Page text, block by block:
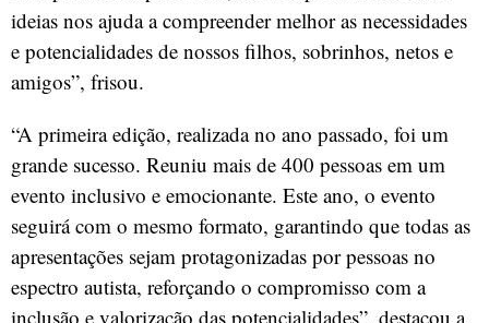
ideias nos ajuda a compreender melhor as necessidades
e potencialidades de nossos filhos, sobrinhos, netos e
amigos”, frisou.
“A primeira edição, realizada no ano passado, foi um
grande sucesso. Reuniu mais de 400 pessoas em um
evento inclusivo e emocionante. Este ano, o evento
seguirá com o mesmo formato, garantindo que todas as
apresentações sejam protagonizadas por pessoas no
espectro autista, reforçando o compromisso com a
inclusão e valorização das potencialidades”, destacou a